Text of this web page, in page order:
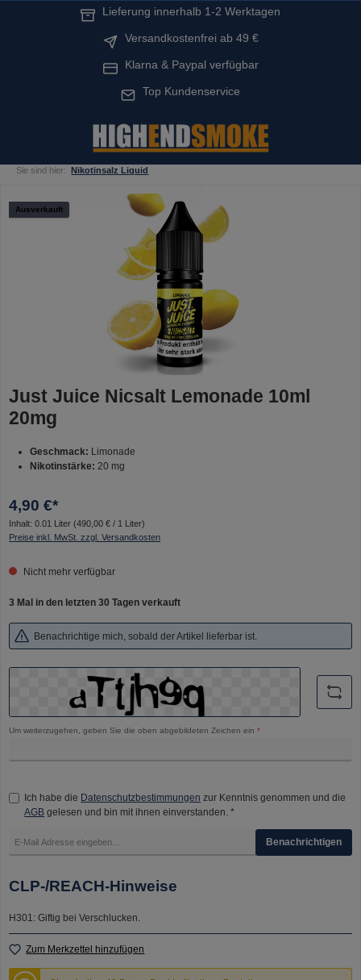
Lieferung innerhalb 1-2 Werktagen
Versandkostenfrei ab 49 €
Klarna & Paypal verfügbar
Top Kundenservice
Sie sind hier: Nikotinsalz Liquid
Bildergalerie überspringen
Ausverkauft
Just Juice Nicsalt Lemonade 10ml
20mg
Geschmack: Limonade
Nikotinstärke: 20 mg
4,90 €*
Inhalt: 0.01 Liter (490,00 € / 1 Liter)
Preise inkl. MwSt. zzgl. Versandkosten
Nicht mehr verfügbar
3 Mal in den letzten 30 Tagen verkauft
Benachrichtige mich, sobald der Artikel lieferbar ist.
Um weiterzugehen, geben Sie die oben abgebildeten Zeichen ein *
Ich habe die Datenschutzbestimmungen zur Kenntnis genommen und die
AGB gelesen und bin mit ihnen einverstanden. *
Benachrichtigen
CLP-/REACH-Hinweise
H301: Giftig bei Verschlucken.
Zum Merkzettel hinzufügen